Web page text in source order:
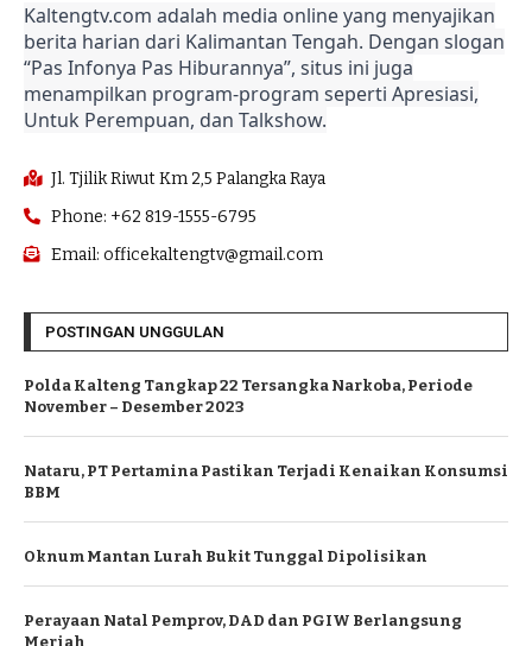
Kaltengtv.com adalah media online yang menyajikan
berita harian dari Kalimantan Tengah. Dengan slogan
“Pas Infonya Pas Hiburannya”, situs ini juga
menampilkan program-program seperti Apresiasi,
Untuk Perempuan, dan Talkshow.
Jl. Tjilik Riwut Km 2,5 Palangka Raya
Phone: +62 819-1555-6795
Email: officekaltengtv@gmail.com
POSTINGAN UNGGULAN
Polda Kalteng Tangkap 22 Tersangka Narkoba, Periode
November – Desember 2023
Nataru, PT Pertamina Pastikan Terjadi Kenaikan Konsumsi
BBM
Oknum Mantan Lurah Bukit Tunggal Dipolisikan
Perayaan Natal Pemprov, DAD dan PGIW Berlangsung
Meriah